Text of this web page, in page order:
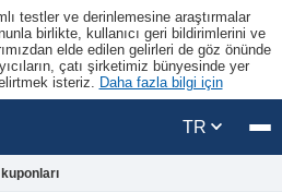
testler ve derinlemesine araştırmalar
birlikte, kullanıcı geri bildirimlerini ve
elde edilen gelirleri de göz önünde
çatı şirketimiz bünyesinde yer
isteriz. Daha fazla bilgi için
TR